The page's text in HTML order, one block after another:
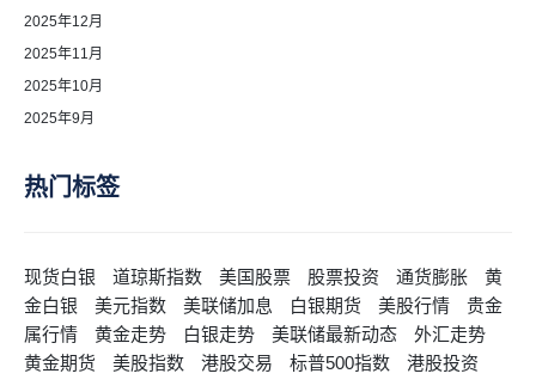
2025年12月
2025年11月
2025年10月
2025年9月
热门标签
现货白银 道琼斯指数 美国股票 股票投资 通货膨胀
黄
金白银
美元指数 美联储加息 白银期货 美股行情
贵金
属行情
黄金走势 白银走势 美联储最新动态
外汇走势
黄金期货
美股指数 港股交易 标普500指数 港股投资